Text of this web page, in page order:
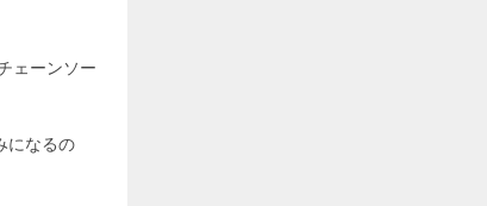
ェーンソー
になるの